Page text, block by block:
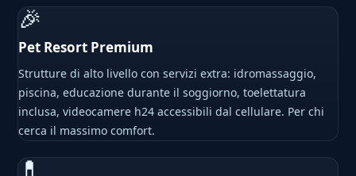
🎉
Pet Resort Premium
Strutture di alto livello con servizi extra: idromassaggio,
piscina, educazione durante il soggiorno, toelettatura
inclusa, videocamere h24 accessibili dal cellulare. Per chi
cerca il massimo comfort.